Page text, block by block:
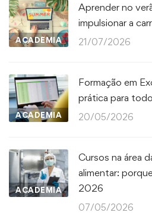
ACADEMIA
Aprender no
impulsionar a
21/07/2026
ACADEMIA
Formação em
prática para
20/05/2026
ACADEMIA
Cursos na área
alimentar:
2026
07/05/2026